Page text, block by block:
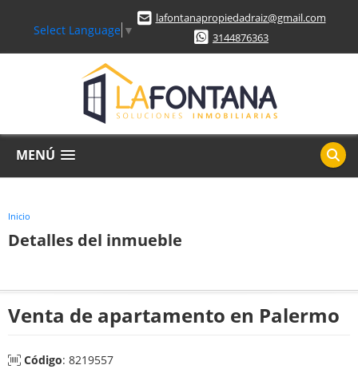
Select Language ▼
lafontanapropiedadraiz@gmail.com
3144876363
MENÚ
Inicio
Detalles del inmueble
Venta de apartamento en Palermo
Código: 8219557